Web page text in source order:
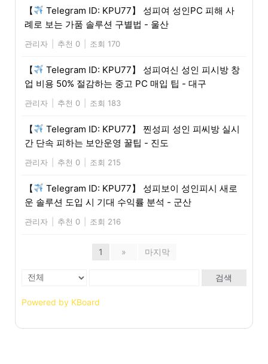
【
Telegram ID: KPU77】 성피여 성인PC 피해 사
례로 보는 가품 솔루션 구별법 - 울산
관리자 추천 0 조회 170
【
Telegram ID: KPU77】 성피여신 성인 피시방 창
업 비용 50% 절감하는 중고 PC 매입 팁 - 대구
관리자 추천 0 조회 183
【
Telegram ID: KPU77】 찐성피 성인 피씨방 실시
간 단속 피하는 보안운영 꿀팁 - 진도
관리자 추천 0 조회 215
【
Telegram ID: KPU77】 성피보이 성인피시 새로
운 솔루션 도입 시 기대 수익률 분석 - 군산
관리자 추천 0 조회 216
1 » 마지막
검색
Powered by KBoard